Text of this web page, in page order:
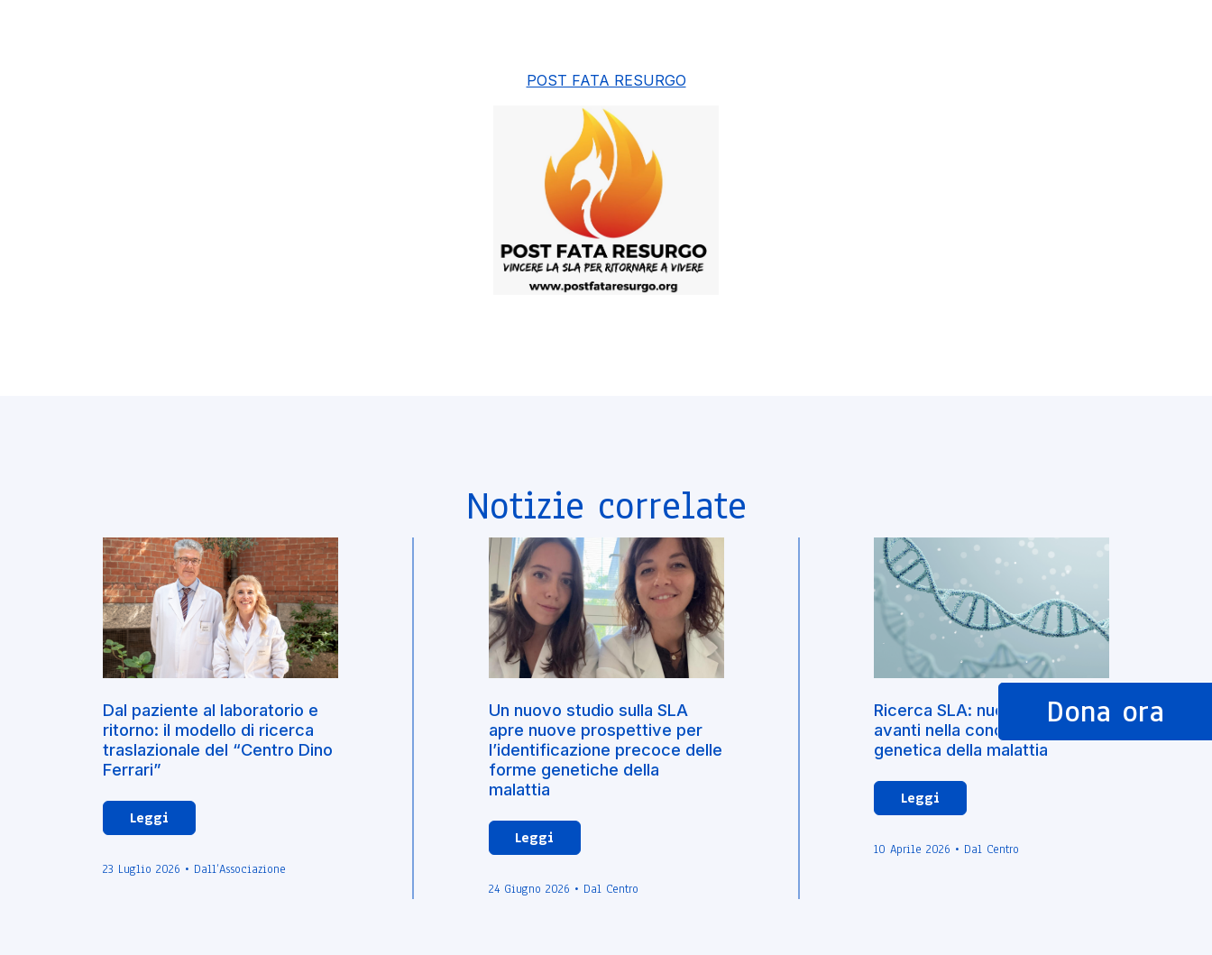
POST FATA RESURGO
Notizie correlate
Dal paziente al laboratorio e
ritorno: il modello di ricerca
traslazionale del “Centro Dino
Ferrari”
Leggi
23 Luglio 2026 • Dall’Associazione
Un nuovo studio sulla SLA
apre nuove prospettive per
l’identificazione precoce delle
forme genetiche della
malattia
Leggi
24 Giugno 2026 • Dal Centro
Ricerca SLA: nuovi passi
avanti nella conoscenza
genetica della malattia
Leggi
10 Aprile 2026 • Dal Centro
Dona ora